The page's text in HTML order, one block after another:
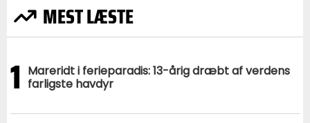
MEST LÆSTE
1 Mareridt i ferieparadis: 13-årig dræbt af verdens
farligste havdyr